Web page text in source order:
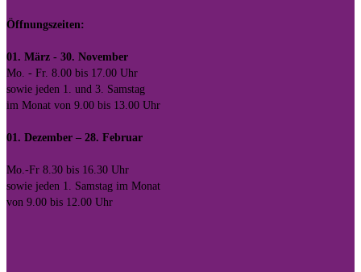
Öffnungszeiten:
01. März - 30. November
Mo. - Fr. 8.00 bis 17.00 Uhr
sowie jeden 1. und 3. Samstag
im Monat von 9.00 bis 13.00 Uhr
01. Dezember – 28. Februar
Mo.-Fr 8.30 bis 16.30 Uhr
sowie jeden 1. Samstag im Monat
von 9.00 bis 12.00 Uhr